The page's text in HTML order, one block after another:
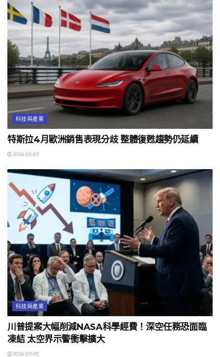
科技與產業
特斯拉4月歐洲銷售表現分歧 整體復甦趨勢仍延續
2026-05-05
科技與產業
川普提案大幅削減NASA科學經費！深空任務恐面臨
凍結 太空界示警衝擊擴大
2026-05-05